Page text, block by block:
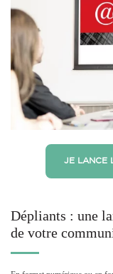
JE LANCE
Dépliants : une
de votre